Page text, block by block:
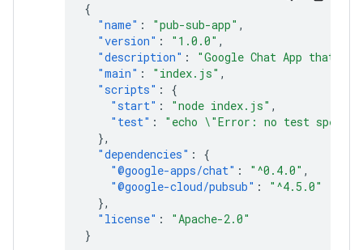
{
"name" : "pub-sub-app" ,
"version" : "1.0.0" ,
"description" :
"Google Chat App that
"main" : "index.js" ,
"scripts" :
{
"start" : "node index.js" ,
"test" :
"echo \"Error: no test
},
"dependencies" :
{
"@google-apps/chat" : "^0.4.0" ,
"@google-cloud/pubsub" :
"^4.5.0"
},
"license" :
"Apache-2.0"
}